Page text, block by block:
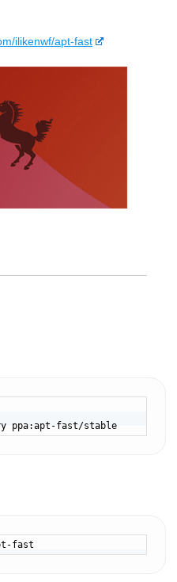
ilikenwf/apt-fast
add-apt-repository ppa:apt-fast/stable